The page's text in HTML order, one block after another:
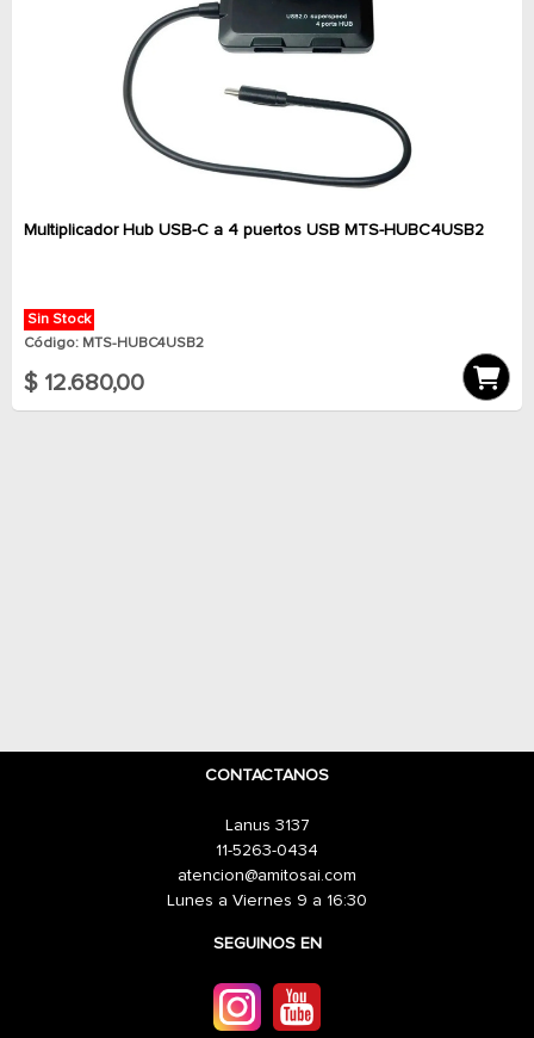
Multiplicador Hub USB-C a 4 puertos USB MTS-HUBC4USB2
Sin Stock
Código: MTS-HUBC4USB2
$ 12.680,00
CONTACTANOS
Lanus 3137
11-5263-0434
atencion@amitosai.com
Lunes a Viernes 9 a 16:30
SEGUINOS EN